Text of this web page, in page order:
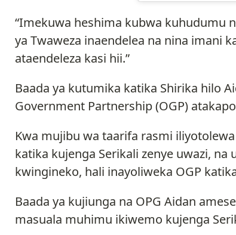
“Imekuwa heshima kubwa kuhudumu
ya Twaweza inaendelea na nina imani
ataendeleza kasi hii.”
Baada ya kutumika katika Shirika hilo
Government Partnership (OGP)
Kwa mujibu wa taarifa rasmi
katika kujenga Serikali zenye uwazi,
kwingineko, hali inayoliweka OGP
Baada ya kujiunga na OPG Aidan
masuala muhimu ikiwemo kujenga